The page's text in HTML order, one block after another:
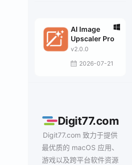
AI Image
Upscaler Pro
v2.0.0
2026-07-21
Digit77.com
Digit77.com 致力于提供
最优质的 macOS 应用、
游戏以及跨平台软件资源